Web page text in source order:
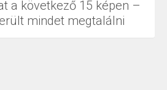
a következő 15 képen –
mindet megtalálni